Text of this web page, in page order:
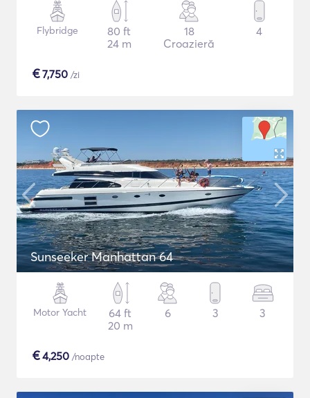
Flybridge
80 ft
24 m
18
Croazieră
4
€7,750 /zi
Sunseeker Manhattan 64
Motor Yacht
64 ft
20 m
6 3 3
€4,250 /noapte